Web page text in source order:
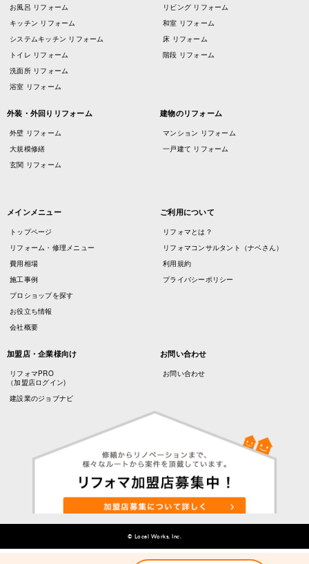
お風呂 リフォーム
キッチン リフォーム
システムキッチン リフォーム
トイレ リフォーム
洗面所 リフォーム
浴室 リフォーム
リビング リフォーム
和室 リフォーム
床 リフォーム
階段 リフォーム
外装・外回りリフォーム
外壁 リフォーム
大規模修繕
玄関 リフォーム
建物のリフォーム
マンション リフォーム
一戸建て リフォーム
メインメニュー
トップページ
リフォーム・修理メニュー
費用相場
施工事例
プロショップを探す
お役立ち情報
会社概要
ご利用について
リフォマとは？
リフォマコンサルタント（ナベさん）
利用規約
プライバシーポリシー
加盟店・企業様向け
リフォマPRO
（加盟店ログイン)
建設業のジョブナビ
お問い合わせ
お問い合わせ
© Local Works, Inc.